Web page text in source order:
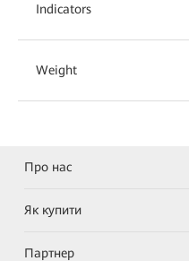
Indicators
Weight
Про нас
Як купити
Партнер